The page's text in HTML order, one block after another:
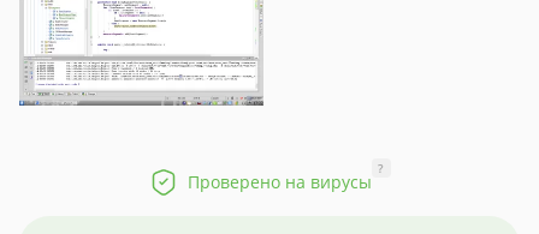
Проверено на вирусы
?